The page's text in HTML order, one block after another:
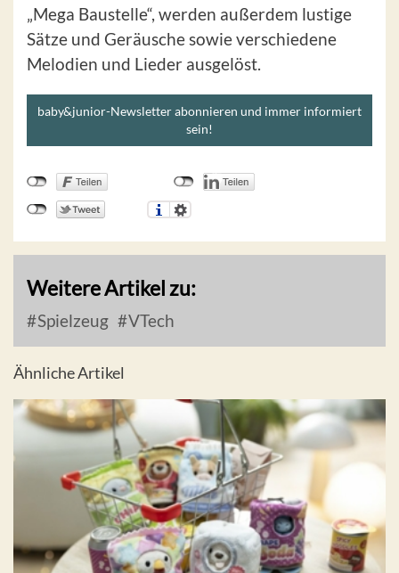
„Mega Baustelle“, werden außerdem lustige
Sätze und Geräusche sowie verschiedene
Melodien und Lieder ausgelöst.
baby&junior-Newsletter abonnieren und immer informiert
sein!
Weitere Artikel zu:
Spielzeug VTech
Ähnliche Artikel